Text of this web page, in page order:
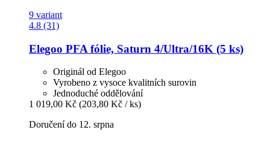
9 variant
4.8 (31)
Elegoo PFA fólie, Saturn 4/Ultra/16K (5 ks)
Originál od Elegoo
Vyrobeno z vysoce kvalitních surovin
Jednoduché oddělování
1 019,00 Kč (203,80 Kč / ks)
Doručení do 12. srpna